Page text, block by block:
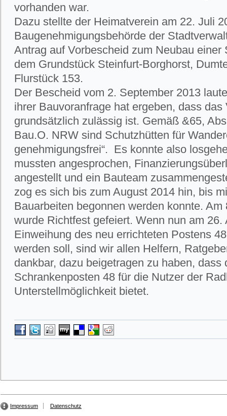
vorhanden war.
Dazu stellte der Heimatverein am 22. Juli
Baugenehmigungsbehörde der
Antrag auf Vorbescheid zum Neubau einer
dem Grundstück Steinfurt-Borghorst,
Flurstück 153.
Der Bescheid vom 2. September 2013
ihrer Bauvoranfrage hat ergeben, dass das
grundsätzlich zulässig ist. Gemäß &65,
Bau.O. NRW sind Schutzhütten für
genehmigungsfrei“. Es konnte also
mussten angesprochen,
angestellt und ein Bauteam
zog es sich bis zum August 2014 hin, bis
Bauarbeiten begonnen werden konnte. Am
wurde Richtfest gefeiert. Wenn nun am 26.
Einweihung des neu errichteten Postens
werden soll, sind wir allen Helfern,
dankbar, dazu beigetragen zu haben, dass
Schrankenposten 48 für die Nutzer der
Unterstellmöglichkeit bietet.
Impressum Datenschutz